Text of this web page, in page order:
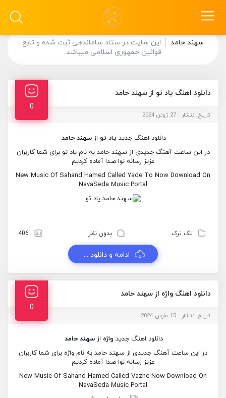
سهند حامد
این سایت در ستاد ساماندهی ثبت شده و تابع
قوانین جمهوری اسلامی میباشد.
دانلود اهنگ یاد تو از سهند حامد
0
تاریخ انتشار : 27 ژوئن 2024
دانلود اهنگ جدید یاد تو ازسهند حامد
در این ساعت آهنگ جدیدی از سهند حامد به نام یاد تو برای شما کاربران
عزیز رسانه نوا صدا آماده کردیم
New Music Of Sahand Hamed Called Yade To Now Download On
NavaSeda Music Portal
تک ترک بدون نظر 406
ادامه و دانلود ...
دانلود اهنگ واژه از سهند حامد
0
تاریخ انتشار : 15 مارس 2024
دانلود اهنگ جدیدواژه ازسهند حامد
در این ساعت آهنگ جدیدی از سهند حامد به نام واژه برای شما کاربران
عزیز رسانه نوا صدا آماده کردیم
New Music Of Sahand Hamed Called Vazhe Now Download On
NavaSeda Music Portal